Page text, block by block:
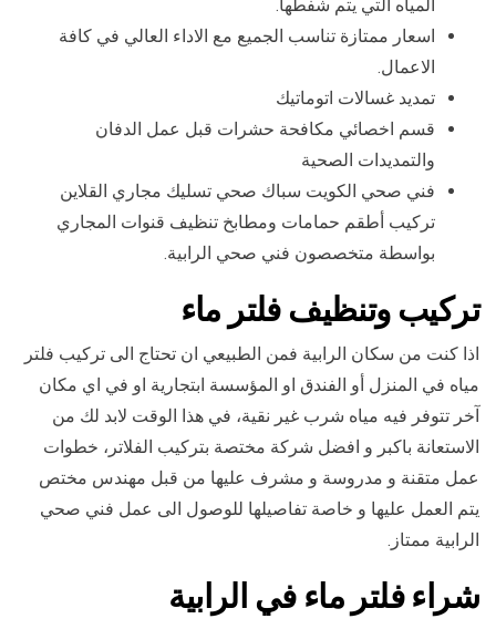
المياه التي يتم شفطها.
اسعار ممتازة تناسب الجميع مع الاداء العالي في كافة
الاعمال.
تمديد غسالات اتوماتيك
قسم اخصائي مكافحة حشرات قبل عمل الدفان
والتمديدات الصحية
فني صحي الكويت سباك صحي تسليك مجاري القلاين
تركيب أطقم حمامات ومطابخ تنظيف قنوات المجاري
بواسطة متخصصون فني صحي الرابية.
تركيب وتنظيف فلتر ماء
اذا كنت من سكان الرابية فمن الطبيعي ان تحتاج الى تركيب فلتر
مياه في المنزل أو الفندق او المؤسسة ابتجارية او في اي مكان
آخر تتوفر فيه مياه شرب غير نقية، في هذا الوقت لابد لك من
الاستعانة باكبر و افضل شركة مختصة بتركيب الفلاتر، خطوات
عمل متقنة و مدروسة و مشرف عليها من قبل مهندس مختص
يتم العمل عليها و خاصة تفاصيلها للوصول الى عمل فني صحي
الرابية ممتاز.
شراء فلتر ماء في الرابية